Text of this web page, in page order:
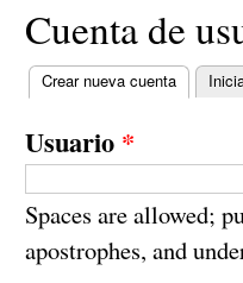
Cuenta de
Primary tabs
Crear nueva cuenta (active
Usuario *
Spaces are allowed;
apostrophes, and